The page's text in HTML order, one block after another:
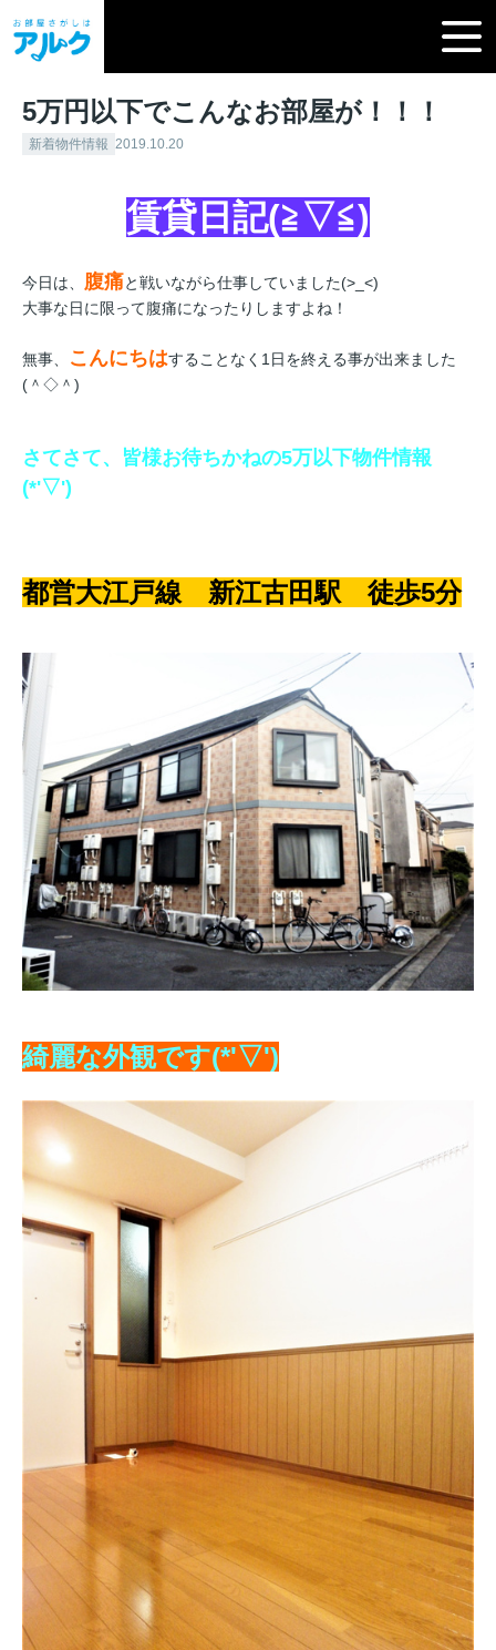
5万円以下でこんなお部屋が！！！
新着物件情報 2019.10.20
賃貸日記(≧▽≦)
今日は、 腹痛と戦いながら仕事していました(>_<)
大事な日に限って腹痛になったりしますよね！
無事、 こんにちはすることなく1日を終える事が出来ました
(＾◇＾)
さてさて、皆様お待ちかねの5万以下物件情報
(*'▽')
都営大江戸線 新江古田駅 徒歩5分
綺麗な外観です(*'▽')